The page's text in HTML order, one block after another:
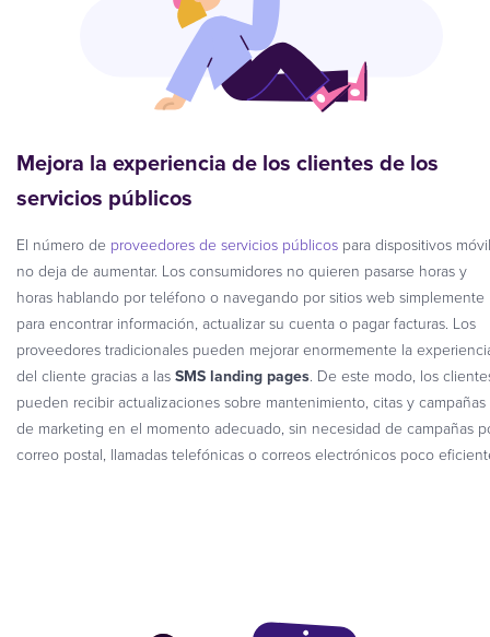
Mejora la experiencia de los clientes de los
servicios públicos
El número de proveedores de servicios públicos para dispositivos
no deja de aumentar. Los consumidores no quieren pasarse horas y
horas hablando por teléfono o navegando por sitios web simplemente
para encontrar información, actualizar su cuenta o pagar facturas. Los
proveedores tradicionales pueden mejorar enormemente la
del cliente gracias a lasSMS landing pages. De este modo, los
pueden recibir actualizaciones sobre mantenimiento, citas y campañas
de marketing en el momento adecuado, sin necesidad de campañas
correo postal, llamadas telefónicas o correos electrónicos poco